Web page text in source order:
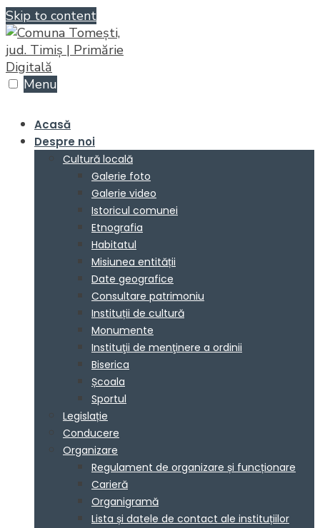
Skip to content
Menu
Acasă
Despre noi
Cultură locală
Galerie foto
Galerie video
Istoricul comunei
Etnografia
Habitatul
Misiunea entității
Date geografice
Consultare patrimoniu
Instituții de cultură
Monumente
Instituţii de menţinere a ordinii
Biserica
Școala
Sportul
Legislație
Conducere
Organizare
Regulament de organizare și funcționare
Carieră
Organigramă
Lista și datele de contact ale instituțiilor